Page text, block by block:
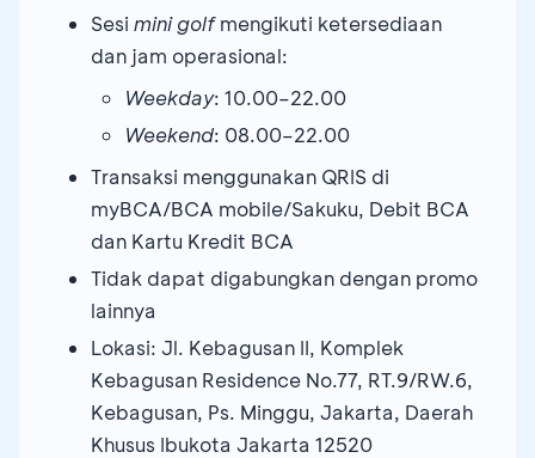
Sesi mini golfmengikuti ketersediaan
dan jam operasional:
Weekday: 10.00–22.00
Weekend: 08.00–22.00
Transaksi menggunakan QRIS di
myBCA/BCA mobile/Sakuku, Debit BCA
dan Kartu Kredit BCA
Tidak dapat digabungkan dengan promo
lainnya
Lokasi: Jl. Kebagusan II, Komplek
Kebagusan Residence No.77, RT.9/RW.6,
Kebagusan, Ps. Minggu, Jakarta, Daerah
Khusus Ibukota Jakarta 12520